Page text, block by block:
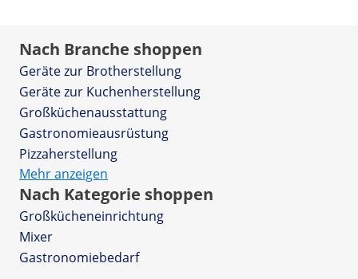
Nach Branche shoppen
Geräte zur Brotherstellung
Geräte zur Kuchenherstellung
Großküchenausstattung
Gastronomieausrüstung
Pizzaherstellung
Mehr anzeigen
Nach Kategorie shoppen
Großkücheneinrichtung
Mixer
Gastronomiebedarf